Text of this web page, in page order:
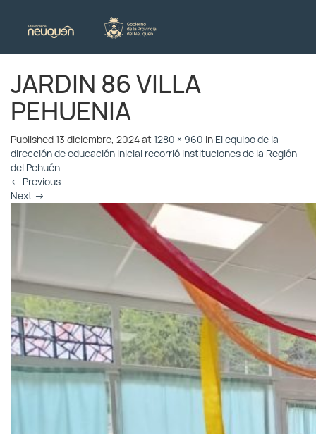
JARDIN 86 VILLA
PEHUENIA
Published13 diciembre, 2024at 1280 × 960 in El equipo de la
dirección de educación Inicial recorrió instituciones de la Región
del Pehuén
← Previous
Next →